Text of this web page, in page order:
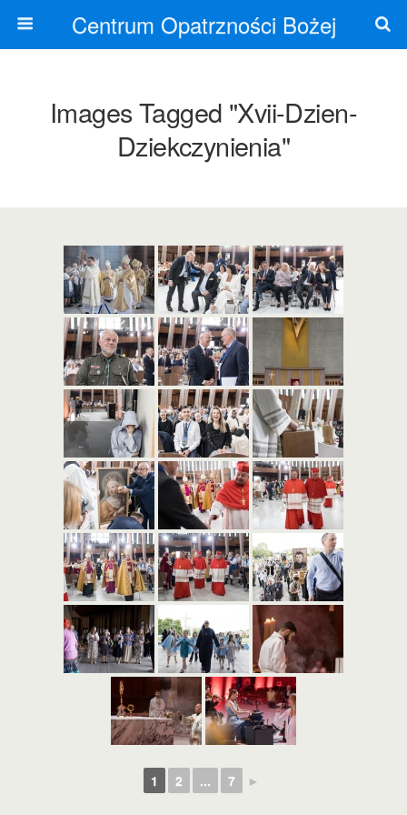
Centrum Opatrzności Bożej
Images Tagged "xvii-Dzien-
Dziekczynienia"
1 2 ... 7 ►